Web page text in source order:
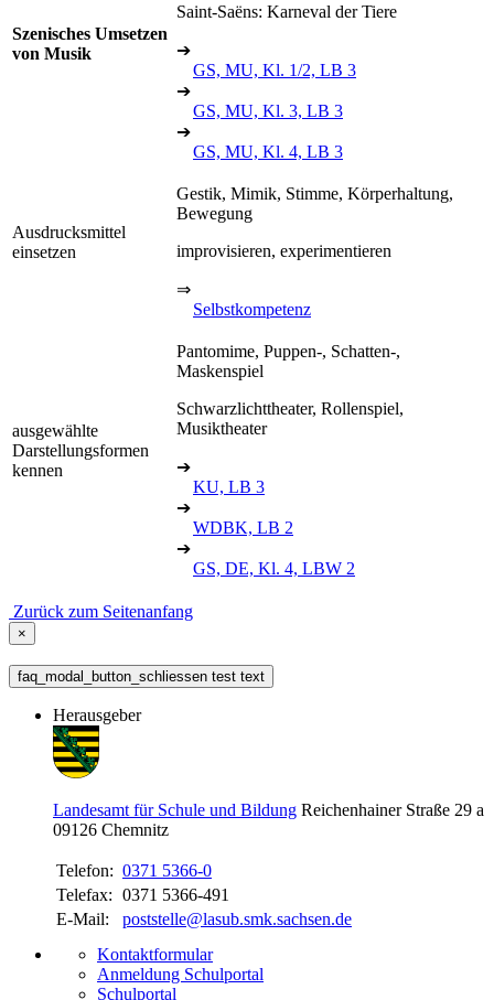
Szenisches Umsetzen
von Musik
Saint-Saëns: Karneval der Tiere
➔
GS, MU, Kl. 1/2, LB 3
➔
GS, MU, Kl. 3, LB 3
➔
GS, MU, Kl. 4, LB 3
Ausdrucksmittel
einsetzen
Gestik, Mimik, Stimme, Körperhaltung,
Bewegung
improvisieren, experimentieren
⇒
Selbstkompetenz
ausgewählte
Darstellungsformen
kennen
Pantomime, Puppen-, Schatten-,
Maskenspiel
Schwarzlichttheater, Rollenspiel,
Musiktheater
➔
KU, LB 3
➔
WDBK, LB 2
➔
GS, DE, Kl. 4, LBW 2
Zurück zum Seitenanfang
×
faq_modal_button_schliessen test text
Herausgeber
Landesamt für Schule und Bildung Reichenhainer Straße 29 a
09126 Chemnitz
Telefon: 0371 5366-0
Telefax: 0371 5366-491
E-Mail:
poststelle@lasub.smk.sachsen.de
Kontaktformular
Anmeldung Schulportal
Schulportal